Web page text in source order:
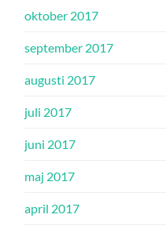
oktober 2017
september 2017
augusti 2017
juli 2017
juni 2017
maj 2017
april 2017